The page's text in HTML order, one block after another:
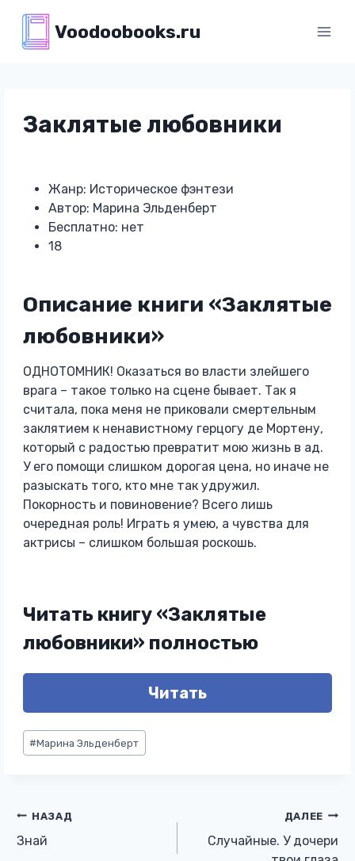
содержимому
Voodoobooks.ru
Заклятые любовники
Жанр: Историческое фэнтези
Автор: Марина Эльденберт
Бесплатно: нет
18
Описание книги «Заклятые
любовники»
ОДНОТОМНИК! Оказаться во власти злейшего
врага – такое только на сцене бывает. Так я
считала, пока меня не приковали смертельным
заклятием к ненавистному герцогу де Мортену,
который с радостью превратит мою жизнь в ад.
У его помощи слишком дорогая цена, но иначе не
разыскать того, кто мне так удружил.
Покорность и повиновение? Всего лишь
очередная роль! Играть я умею, а чувства для
актрисы – слишком большая роскошь.
Читать книгу «Заклятые
любовники» полностью
Читать
Метки
записи:
#Марина Эльденберт
Навигация
по
НАЗАД
Знай
ДАЛЕЕ
Случайные. У дочери